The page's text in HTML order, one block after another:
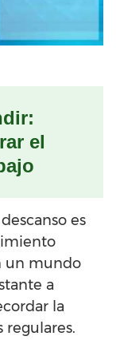
el
es
un mundo
a
la
regulares.